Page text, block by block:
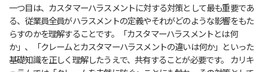
一つ目は、カスタマーハラスメントに対する対策として最も重要であ
る、従業員全員がハラスメントの定義やそれがどのような影響をもた
らすのかを理解することです。「カスタマーハラスメントとは何
か」、「クレームとカスタマーハラスメントの違いは何か」といった
基礎知識を正しく理解したうえで、共有することが必要です。 カリキ